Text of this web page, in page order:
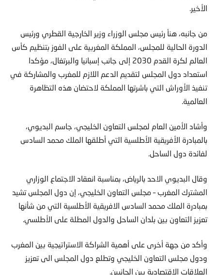
الأخير.
من جانبه، هنأ رئيس مجلس الوزراء وزير الخارجية القطري ورئيس
الدورة الحالية للمجلس، المملكة المغربية على الفوز بتنظيم كأس
العالم لكرة القدم 2030 إلى جانب إسبانيا والبرتغال، مؤكدا
استعداد دول المجلس لتقديم الدعم اللازم للمغرب والمشاركة في
تنفيذ الأوراش التي باشرتها المملكة لاحتضان هذه التظاهرة
العالمية.
وأشاد الأمين العام لمجلس التعاون الخليجي، جاسم البديوي،
بالمبادرة الأفريقية الأطلسية التي أطلقها الملك محمد السادس
لفائدة دول الساحل.
وقال البديوي الاحد بالرياض، بمناسبة انعقاد الاجتماع الوزاري
المشترك المغرب – مجلس التعاون الخليجي، إن دول المجلس تشيد
بمبادرة الملك محمد السادس الافريقية الأطلسية التي من شأنها
تعزيز التعاون بين بلدان الساحل والدول المطلة على الأطلسي.
وأكد من جهة أخرى على أهمية الشراكة الاستراتيجية بين المغرب
ودول مجلس التعاون الخليجي وتطلع دول المجلس الى تعزيز
العلاقات الاقتصادية بين الجانبين.